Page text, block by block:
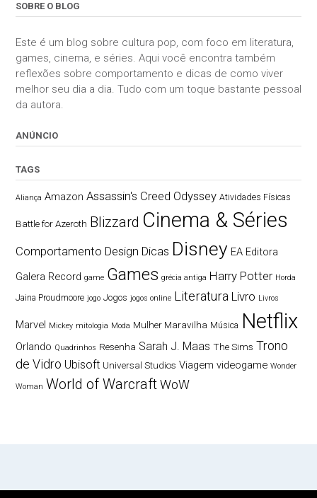
SOBRE O BLOG
Este é um blog sobre cultura pop, com foco em literatura,
games, cinema, e séries. Aqui você encontra também
reflexões sobre comportamento e dicas de como viver
melhor seu dia a dia. Tudo com um toque bastante pessoal
da autora.
ANÚNCIO
TAGS
Aliança Amazon Assassin's Creed Odyssey Atividades Físicas
Battle for Azeroth Blizzard Cinema & Séries
Comportamento Design Dicas Disney EA Editora
Galera Record game Games grécia antiga Harry Potter Horda
Jaina Proudmoore jogo Jogos jogos online Literatura Livro Livros
Marvel Mickey mitologia Moda Mulher Maravilha Música Netflix
Orlando Quadrinhos Resenha Sarah J. Maas The Sims Trono
de Vidro Ubisoft Universal Studios Viagem videogame Wonder
Woman World of Warcraft WoW